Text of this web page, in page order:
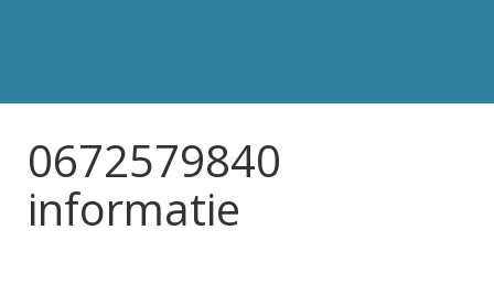
0672579840
informatie